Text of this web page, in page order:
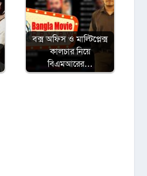
বক্স অফিস ও মাল্টিপ্লেক্স
কালচার নিয়ে
বিএমআরের…